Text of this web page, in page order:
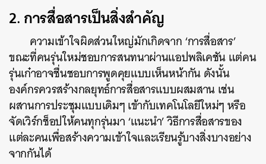
2.การสื่อสารเป็นสิ่งสำคัญ
ความเข้าใจผิดส่วนใหญ่มักเกิดจาก ‘การสื่อสาร’
ขณะที่คนรุ่นใหม่ชอบการสนทนาผ่านแอปพลิเคชัน แต่คน
รุ่นเก๋าอาจชื่นชอบการพูดคุยแบบเห็นหน้ากันดังนั้น
องค์กรควรสร้างกลยุทธ์การสื่อสารแบบผสมสาน เช่น
ผสานการประชุมแบบเดิมๆ เข้ากับเทคโนโลยีใหม่ๆ หรือ
จัดเวิร์กช็อปให้คนทุกรุ่นมา ‘แนะนำ’ วิธีการสื่อสารของ
แต่ละคนเพื่อสร้างความเข้าใจและเรียนรู้บางสิ่งบางอย่าง
จากกันได้